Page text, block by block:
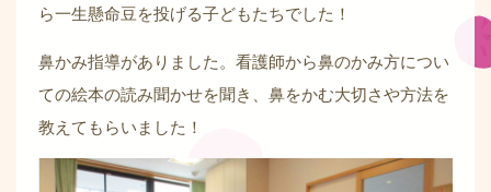
ら一生懸命豆を投げる子どもたちでした！
鼻かみ指導がありました。看護師から鼻のかみ方につい
ての絵本の読み聞かせを聞き、鼻をかむ大切さや方法を
教えてもらいました！